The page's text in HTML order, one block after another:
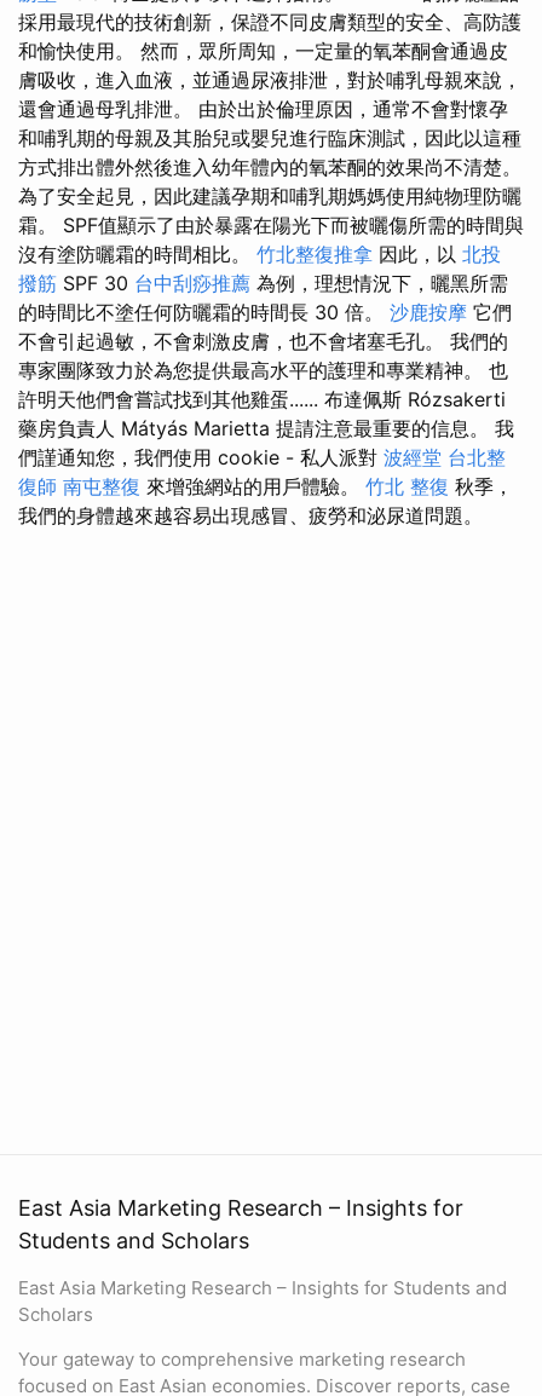
採用最現代的技術創新，保證不同皮膚類型的安全、高防護
和愉快使用。 然而，眾所周知，一定量的氧苯酮會通過皮
膚吸收，進入血液，並通過尿液排泄，對於哺乳母親來說，
還會通過母乳排泄。 由於出於倫理原因，通常不會對懷孕
和哺乳期的母親及其胎兒或嬰兒進行臨床測試，因此以這種
方式排出體外然後進入幼年體內的氧苯酮的效果尚不清楚。
為了安全起見，因此建議孕期和哺乳期媽媽使用純物理防曬
霜。 SPF值顯示了由於暴露在陽光下而被曬傷所需的時間與
沒有塗防曬霜的時間相比。 竹北整復推拿 因此，以 北投
撥筋 SPF 30 台中刮痧推薦 為例，理想情況下，曬黑所需
的時間比不塗任何防曬霜的時間長 30 倍。 沙鹿按摩 它們
不會引起過敏，不會刺激皮膚，也不會堵塞毛孔。 我們的
專家團隊致力於為您提供最高水平的護理和專業精神。 也
許明天他們會嘗試找到其他雞蛋...... 布達佩斯 Rózsakerti
藥房負責人 Mátyás Marietta 提請注意最重要的信息。 我
們謹通知您，我們使用 cookie - 私人派對 波經堂 台北整
復師 南屯整復 來增強網站的用戶體驗。 竹北 整復 秋季，
我們的身體越來越容易出現感冒、疲勞和泌尿道問題。
East Asia Marketing Research – Insights for
Students and Scholars
East Asia Marketing Research – Insights for Students and
Scholars
Your gateway to comprehensive marketing research
focused on East Asian economies. Discover reports, case